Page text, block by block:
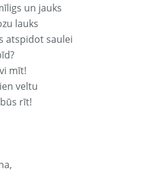
un jauks
lauks
atspidot saulei
mīt!
veltu
rīt!